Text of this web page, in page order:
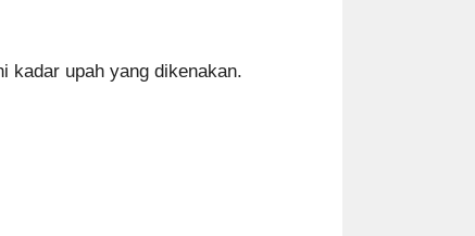
kadar upah yang dikenakan.